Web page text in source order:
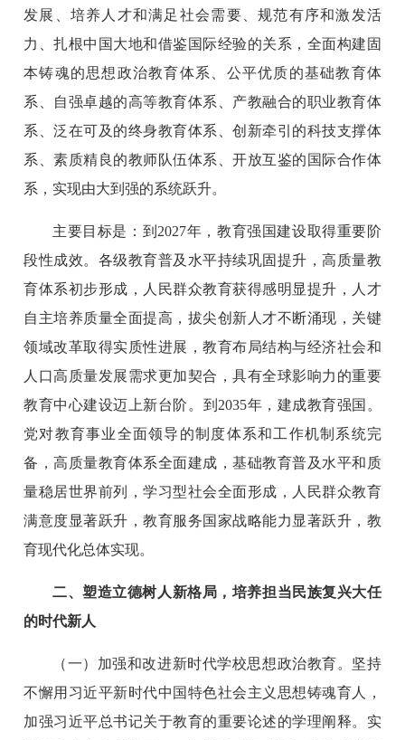
发展、培养人才和满足社会需要、规范有序和激发活
力、扎根中国大地和借鉴国际经验的关系，全面构建固
本铸魂的思想政治教育体系、公平优质的基础教育体
系、自强卓越的高等教育体系、产教融合的职业教育体
系、泛在可及的终身教育体系、创新牵引的科技支撑体
系、素质精良的教师队伍体系、开放互鉴的国际合作体
系，实现由大到强的系统跃升。
主要目标是：到2027年，教育强国建设取得重要阶
段性成效。各级教育普及水平持续巩固提升，高质量教
育体系初步形成，人民群众教育获得感明显提升，人才
自主培养质量全面提高，拔尖创新人才不断涌现，关键
领域改革取得实质性进展，教育布局结构与经济社会和
人口高质量发展需求更加契合，具有全球影响力的重要
教育中心建设迈上新台阶。到2035年，建成教育强国。
党对教育事业全面领导的制度体系和工作机制系统完
备，高质量教育体系全面建成，基础教育普及水平和质
量稳居世界前列，学习型社会全面形成，人民群众教育
满意度显著跃升，教育服务国家战略能力显著跃升，教
育现代化总体实现。
二、塑造立德树人新格局，培养担当民族复兴大任
的时代新人
（一）加强和改进新时代学校思想政治教育。坚持
不懈用习近平新时代中国特色社会主义思想铸魂育人，
加强习近平总书记关于教育的重要论述的学理阐释。实